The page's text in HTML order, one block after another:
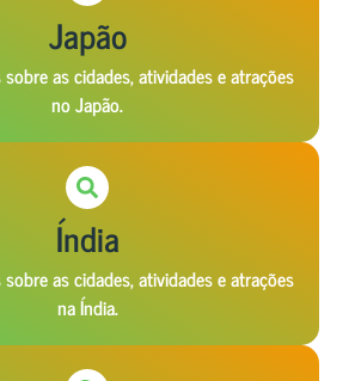
Japão
as cidades, atividades e atrações
no Japão.
Índia
as cidades, atividades e atrações
na Índia.